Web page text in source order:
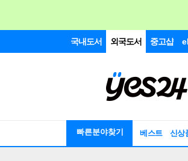
국내도서 외국도서 중고샵
빠른분야찾기 베스트 신상